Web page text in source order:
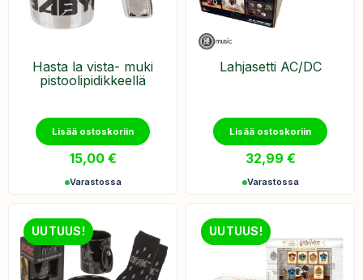
Hasta la vista- muki
pistoolipidikkeellä
Lisää ostoskoriin
15,00 €
Varastossa
Lahjasetti AC/DC
Lisää ostoskoriin
32,99 €
Varastossa
UUTUUS! UUTUUS!